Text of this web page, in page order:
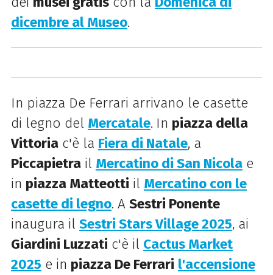
dicembre al Museo.
In piazza De Ferrari arrivano le casette
di legno del Mercatale. In piazza della
Vittoriac'è la Fiera di Natale, a
Piccapietrail Mercatino di San Nicolae
in piazza Matteotti il Mercatino con le
casette di legno. A Sestri Ponente
inaugura il Sestri Stars Village 2025, ai
Giardini Luzzati c'è il Cactus Market
2025 e in piazza De Ferrari l'accensione